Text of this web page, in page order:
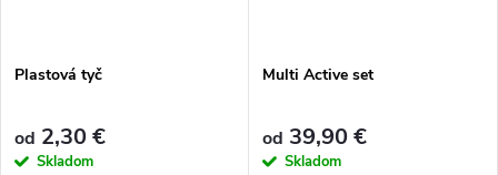
Plastová tyč
od 2,30 €
Skladom
Multi Active set
od 39,90 €
Skladom